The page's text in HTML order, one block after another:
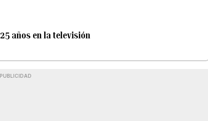
años en la televisión
PUBLICIDAD